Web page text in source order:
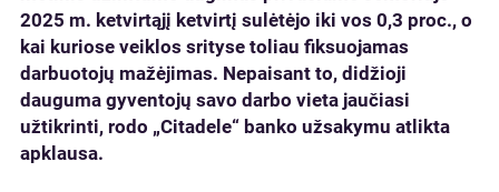
2025 m. ketvirtąjį ketvirtį sulėtėjo iki vos 0,3 proc., o
kai kuriose veiklos srityse toliau fiksuojamas
darbuotojų mažėjimas. Nepaisant to, didžioji
dauguma gyventojų savo darbo vieta jaučiasi
užtikrinti, rodo „Citadele“ banko užsakymu atlikta
apklausa.